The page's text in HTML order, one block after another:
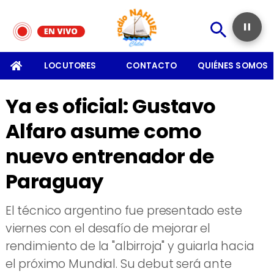
LOCUTORES CONTACTO QUIÉNES SOMOS
Ya es oficial: Gustavo
Alfaro asume como
nuevo entrenador de
Paraguay
​El técnico argentino fue presentado este
viernes con el desafío de mejorar el
rendimiento de la "albirroja" y guiarla hacia
el próximo Mundial. Su debut será ante